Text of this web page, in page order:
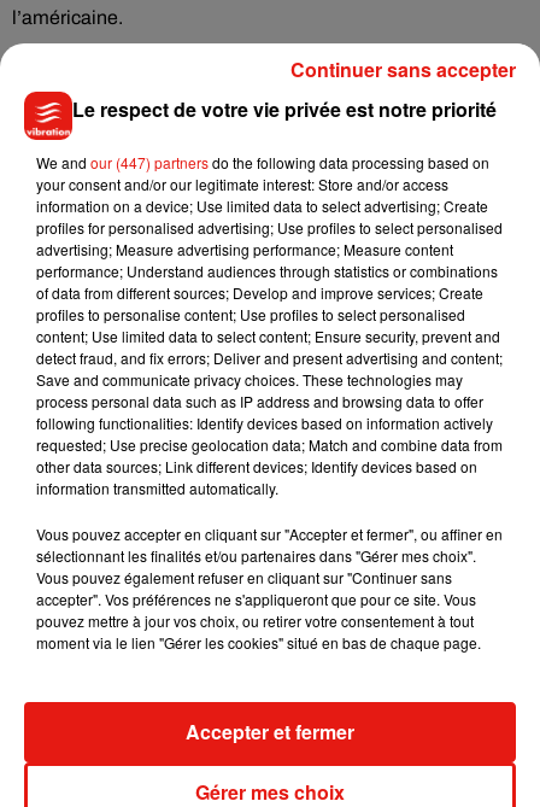
l’américaine.
Musique
Benny Blanco invite Selena Gomez et
Le respect de votre vie privée est notre priorité
We and our (447) partnersdo the following data processing based on
your consent and/or our legitimate interest: Store and/or access
information on a device; Use limited data to select advertising; Create
profiles for personalised advertising; Use profiles to select personalised
advertising; Measure advertising performance; Measure content
performance; Understand audiences through statistics or combinations
of data from different sources; Develop and improve services; Create
profiles to personalise content; Use profiles to select personalised
content; Use limited data to select content; Ensure security, prevent and
detect fraud, and fix errors; Deliver and present advertising and content;
Save and communicate privacy choices. These technologies may
process personal data such as IP address and browsing data to offer
following functionalities: Identify devices based on information actively
requested; Use precise geolocation data; Match and combine data from
other data sources; Link different devices; Identify devices based on
information transmitted automatically.
Vous pouvez accepter en cliquant sur "Accepter et fermer", ou affiner en
sélectionnant les finalités et/ou partenaires dans "Gérer mes choix".
Vous pouvez également refuser en cliquant sur "Continuer sans
accepter". Vos préférences ne s'appliqueront que pour ce site. Vous
pouvez mettre à jour vos choix, ou retirer votre consentement à tout
moment via le lien "Gérer les cookies" situé en bas de chaque page.
Gérer mes choix
Accepter et fermer
Continuer sans accepter